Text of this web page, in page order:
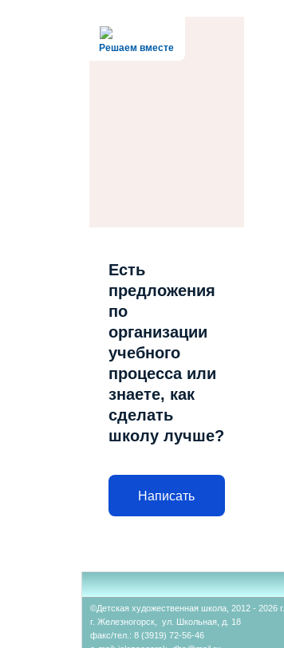
Решаем вместе
Есть
предложения
по
организации
учебного
процесса или
знаете, как
сделать
школу лучше?
Написать
©Детская художественная школа, 2012 - 2026 г.
г. Железногорск, ул. Школьная, д. 18
факс/тел.: 8 (3919) 72-56-46